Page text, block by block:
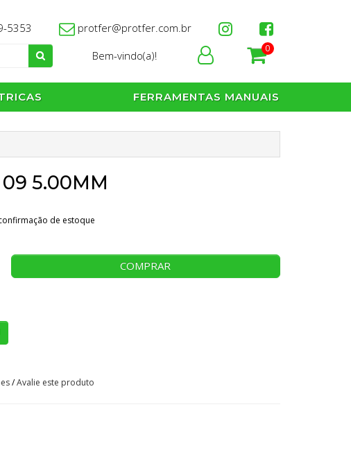
5353 protfer@protfer.com.br
Bem-vindo(a)!
0
FERRAMENTAS MANUAIS
09 5.00MM
de estoque
COMPRAR
/Avalie este produto